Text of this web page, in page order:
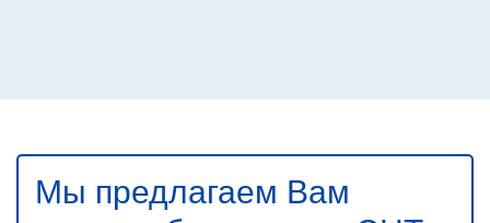
Мы предлагаем Вам